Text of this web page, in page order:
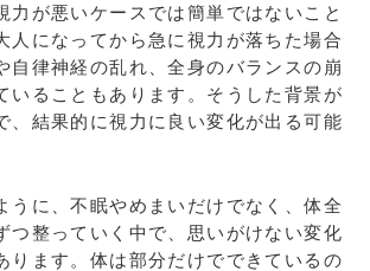
力が悪いケースでは簡単ではないこと
人になってから急に視力が落ちた場合
自律神経の乱れ、全身のバランスの崩
いることもあります。そうした背景が
、結果的に視力に良い変化が出る可能
うに、不眠やめまいだけでなく、体全
つ整っていく中で、思いがけない変化
ります。体は部分だけでできているの